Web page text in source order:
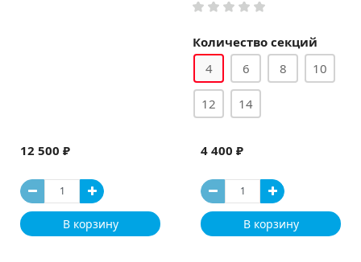
12 500 ₽
В корзину
Количество секций
4
6 8 10
12 14
4 400 ₽
В корзину